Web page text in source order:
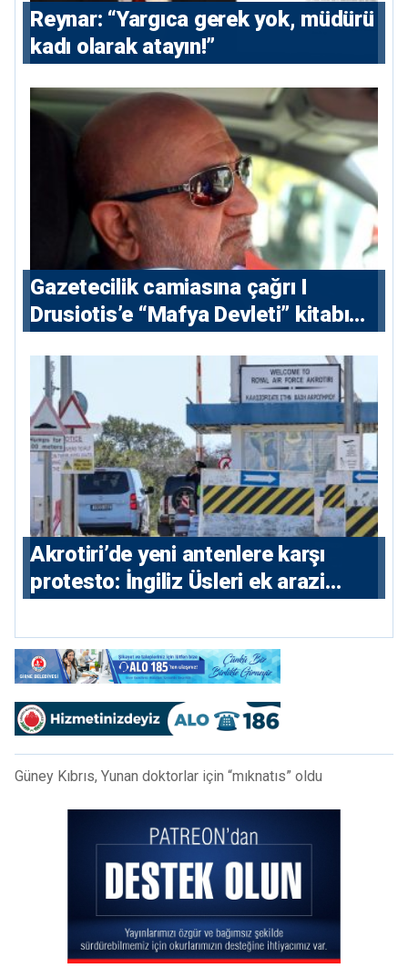
Reynar: “Yargıca gerek yok, müdürü
kadı olarak atayın!”
Gazetecilik camiasına çağrı I
⁠Drusiotis’e “Mafya Devleti” kitabı
⁠Akrotiri’de yeni antenlere karşı
protesto: İngiliz Üsleri ek arazi
Güney Kıbrıs, Yunan doktorlar için “mıknatıs” oldu